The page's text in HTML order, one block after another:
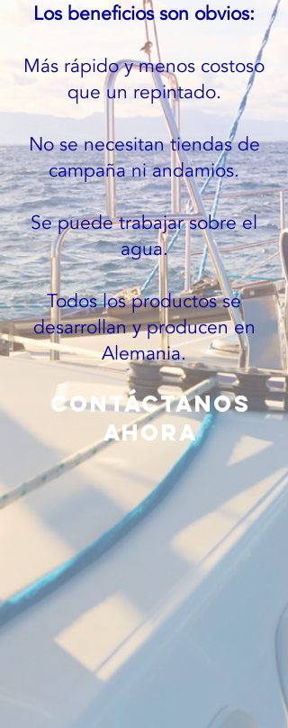
Los beneficios son obvios:
Más rápido y menos costoso
que un repintado.
No se necesitan tiendas de
campaña ni andamios.
Se puede trabajar sobre el
agua.
Todos los productos se
desarrollan y producen en
Alemania.
Contáctanos
ahora